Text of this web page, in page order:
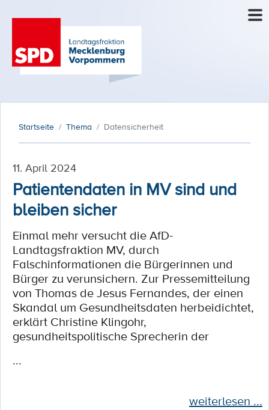
Startseite Thema Datensicherheit
11. April 2024
Patientendaten in MV sind und
bleiben sicher
Einmal mehr versucht die AfD-
Landtagsfraktion MV, durch
Falschinformationen die Bürgerinnen und
Bürger zu verunsichern. Zur Pressemitteilung
von Thomas de Jesus Fernandes, der einen
Skandal um Gesundheitsdaten herbeidichtet,
erklärt Christine Klingohr,
gesundheitspolitische Sprecherin der
...
weiterlesen ...